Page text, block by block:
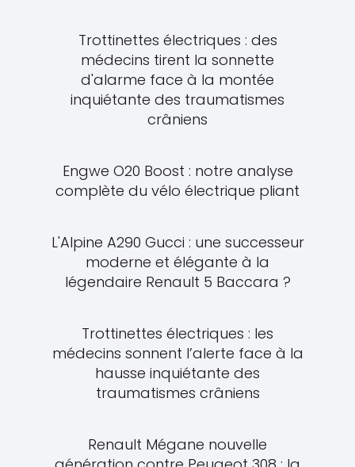
Trottinettes électriques : des
médecins tirent la sonnette
d'alarme face à la montée
inquiétante des traumatismes
crâniens
Engwe O20 Boost : notre analyse
complète du vélo électrique pliant
L'Alpine A290 Gucci : une successeur
moderne et élégante à la
légendaire Renault 5 Baccara ?
Trottinettes électriques : les
médecins sonnent l’alerte face à la
hausse inquiétante des
traumatismes crâniens
Renault Mégane nouvelle